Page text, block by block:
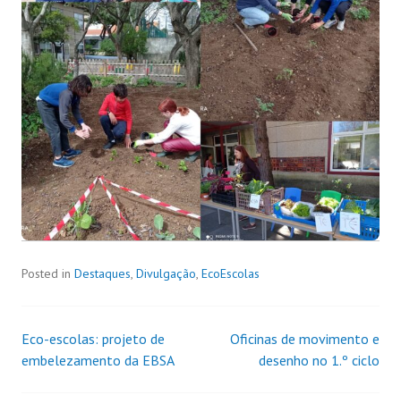
Posted in Destaques, Divulgação, EcoEscolas
Eco-escolas: projeto de
embelezamento da EBSA
Oficinas de movimento e
desenho no 1.º ciclo